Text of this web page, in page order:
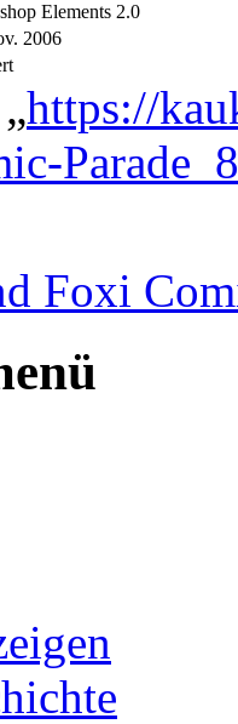
Elements 2.0
2006
https://
Foxi